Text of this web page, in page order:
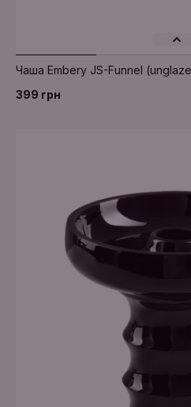
Чаша Embery JS-Funnel
399 грн